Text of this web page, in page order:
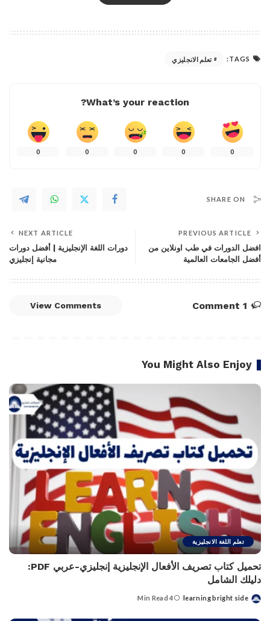
TAGS: تعلم الانجليزي
What’s your reaction?
0
0
0
0
0
SHARE ON
PREVIOUS ARTICLE
افضل الدورات في طب اونلاين من
أفضل الجامعات العالمية
NEXT ARTICLE
دورات اللغة الإنجليزية | أفضل دورات
مجانية إنجليزي
1 Comment
View Comments
You Might Also Enjoy
تعلم اللغة الانجليزية
تحميل كتاب تصريف الأفعال الإنجليزية إنجليزي-عربي PDF:
دليلك الشامل
Posted
learning bright side
4 Min Read